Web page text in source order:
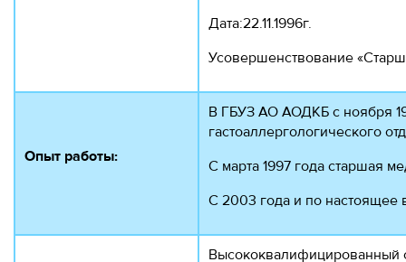
Дата:22.11.1996г.
Усовершенствование
Опыт работы:
В ГБУЗ АО АОДКБ с ноября
гастоаллергологического
С марта 1997 года старшая
С 2003 года и по настоящее
Высококвалифицированный